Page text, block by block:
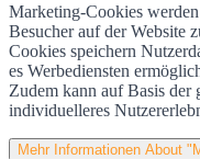
Marketing-Cookies
Besucher auf der Website
Cookies speichern
es Werbediensten
Zudem kann auf Basis der
individuelleres
Mehr Informationen About